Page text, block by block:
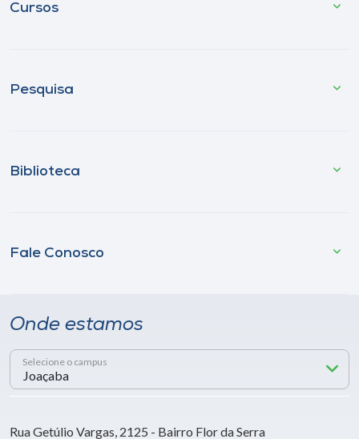
Cursos
Pesquisa
Biblioteca
Fale Conosco
Onde estamos
Selecione o campus
Rua Getúlio Vargas, 2125 - Bairro Flor da Serra